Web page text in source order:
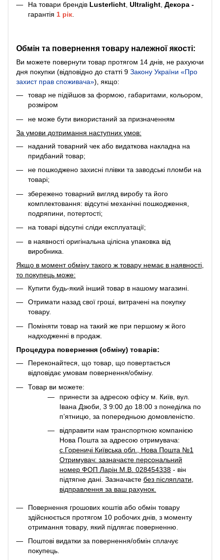
На товари брендів Lusterlicht Ultralight Декора -
гарантія 1 рік
Обмін та повернення товару належної якості:
Ви можете повернути товар протягом 14 днів, не рахуючи
дня покупки (відповідно до статті 9 Закону України «Про
захист прав споживача»), якщо:
товар не підійшов за формою, габаритами, кольором,
розміром
не може бути використаний за призначенням
За умови дотримання наступних умов:
наданий товарний чек або видаткова накладна на
придбаний товар;
не пошкоджено захисні плівки та заводські пломби на
товарі;
збережено товарний вигляд виробу та його
комплектовання: відсутні механічні пошкодження,
подряпини, потертості;
на товарі відсутні сліди експлуатації;
в наявності оригінальна цілісна упаковка від
виробника.
Якщо в момент обміну такого ж товару немає в наявності,
то покупець може:
Купити будь-який інший товар в нашому магазині.
Отримати назад свої гроші, витрачені на покупку
товару.
Поміняти товар на такий же при першому ж його
надходженні в продаж.
Процедура повернення (обміну) товарів:
Переконайтеся, що товар, що повертається
відповідає умовам повернення/обміну.
Товар ви можете:
принести за адресою офісу м. Київ, вул.
Івана Дзюби, 3 9:00 до 18:00 з понеділка по
п’ятницю, за попередньою домовленістю.
відправити нам транспортною компанією
Нова Пошта за адресою отримувача:
с.Гореничі Київська обл., Нова Пошта №1
Отримувач: зазначаєте персональний
номер ФОП Ларін М.В. 028454338 - він
підтягне дані. Зазначаєте без післяплати
відправлення за ваш рахунок.
Повернення грошових коштів або обмін товару
здійснюється протягом 10 робочих днів, з моменту
отримання товару, який підлягає поверненню.
Поштові видатки за повернення/обмін сплачує
покупець.